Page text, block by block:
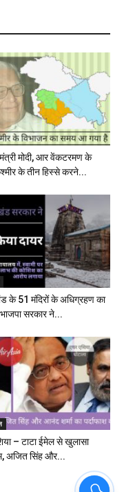
मोदी, आर वेंकटरमण के
के तीन हिस्से करने...
के 51 मंदिरों के अधिग्रहण का
सरकार ने...
– टाटा ईमेल से खुलासा
अजित सिंह और...